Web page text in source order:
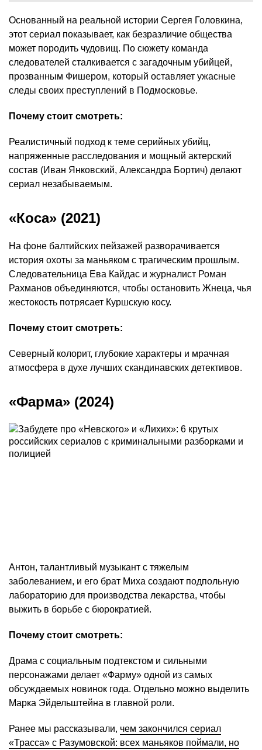
Основанный на реальной истории Сергея Головкина,
этот сериал показывает, как безразличие общества
может породить чудовищ. По сюжету команда
следователей сталкивается с загадочным убийцей,
прозванным Фишером, который оставляет ужасные
следы своих преступлений в Подмосковье.
Почему стоит смотреть:
Реалистичный подход к теме серийных убийц,
напряженные расследования и мощный актерский
состав (Иван Янковский, Александра Бортич) делают
сериал незабываемым.
«Коса» (2021)
На фоне балтийских пейзажей разворачивается
история охоты за маньяком с трагическим прошлым.
Следовательница Ева Кайдас и журналист Роман
Рахманов объединяются, чтобы остановить Жнеца, чья
жестокость потрясает Куршскую косу.
Почему стоит смотреть:
Северный колорит, глубокие характеры и мрачная
атмосфера в духе лучших скандинавских детективов.
«Фарма» (2024)
Антон, талантливый музыкант с тяжелым
заболеванием, и его брат Миха создают подпольную
лабораторию для производства лекарства, чтобы
выжить в борьбе с бюрократией.
Почему стоит смотреть:
Драма с социальным подтекстом и сильными
персонажами делает «Фарму» одной из самых
обсуждаемых новинок года. Отдельно можно выделить
Марка Эйдельштейна в главной роли.
Ранее мы рассказывали, чем закончился сериал
«Трасса» с Разумовской: всех маньяков поймали, но